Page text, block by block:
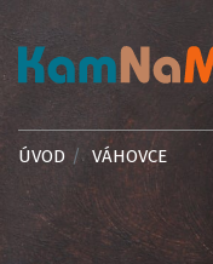
ÚVOD VÁHOVCE